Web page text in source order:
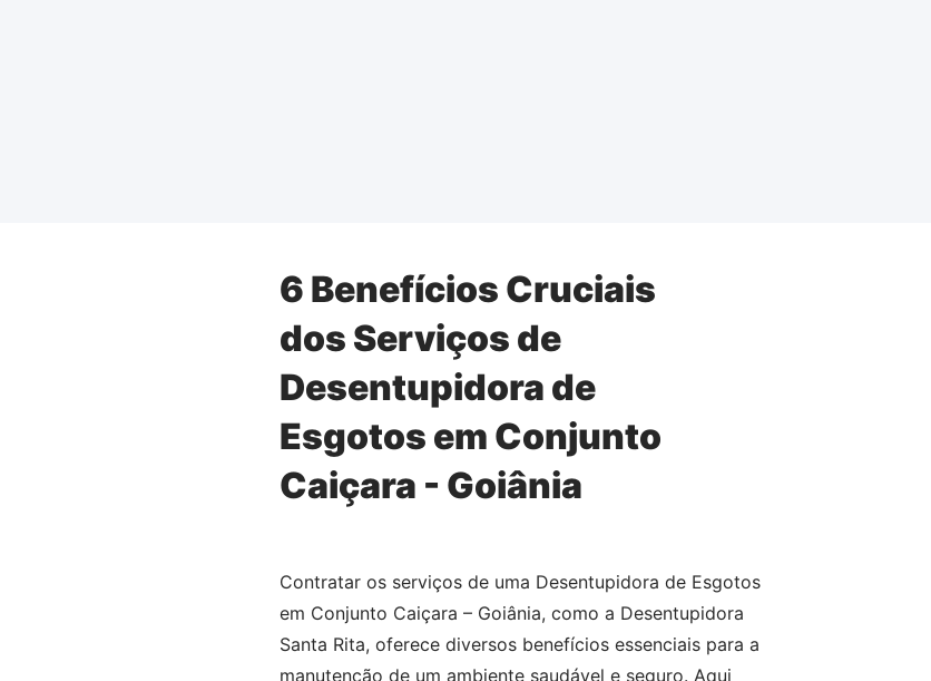
6 Benefícios Cruciais
dos Serviços de
Desentupidora de
Esgotos em Conjunto
Caiçara - Goiânia
Contratar os serviços de uma Desentupidora de Esgotos
em Conjunto Caiçara – Goiânia, como a Desentupidora
Santa Rita, oferece diversos benefícios essenciais para a
manutenção de um ambiente saudável e seguro. Aqui